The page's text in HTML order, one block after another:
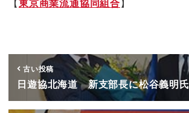
【東京商業流通協同組合】
古い投稿
日遊協北海道 新支部長に松谷義明氏